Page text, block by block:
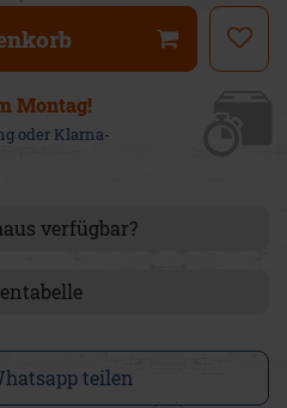
Montag!
oder Klarna-
verfügbar?
teilen